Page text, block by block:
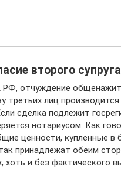
второго
РФ, отчуждение
третьих лиц производится
сделка подлежит
нотариусом. Как
ценности, купленные в
принадлежат обеим
хоть и без фактического